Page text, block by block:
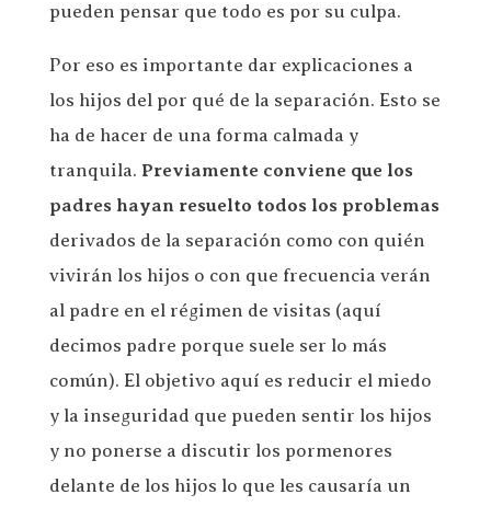
pueden pensar que todo es por su culpa.
Por eso es importante dar explicaciones a
los hijos del por qué de la separación. Esto se
ha de hacer de una forma calmada y
tranquila. Previamente conviene que los
padres hayan resuelto todos los problemas
derivados de la separación como con quién
vivirán los hijos o con que frecuencia verán
al padre en el régimen de visitas (aquí
decimos padre porque suele ser lo más
común). El objetivo aquí es reducir el miedo
y la inseguridad que pueden sentir los hijos
y no ponerse a discutir los pormenores
delante de los hijos lo que les causaría un